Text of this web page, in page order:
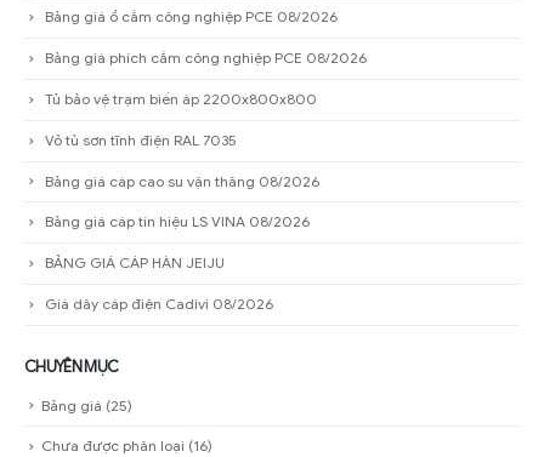
Bảng giá ổ cắm công nghiệp PCE 08/2026
Bảng giá phích cắm công nghiệp PCE 08/2026
Tủ bảo vệ trạm biến áp 2200x800x800
Vỏ tủ sơn tĩnh điện RAL 7035
Bảng giá cáp cao su vận thăng 08/2026
Bảng giá cáp tín hiệu LS VINA 08/2026
BẢNG GIÁ CÁP HÀN JEIJU
Giá dây cáp điện Cadivi 08/2026
CHUYÊN MỤC
Bảng giá (25)
Chưa được phân loại (16)